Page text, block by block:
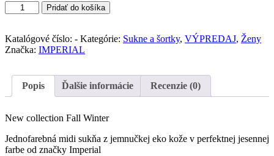
množstvo
Imperial
midi
eko
Pridať do košíka
Katalógové číslo: - Kategórie: Sukne a šortky, VÝPREDAJ, Ženy
Značka: IMPERIAL
Popis Ďalšie informácie Recenzie (0)
New collection Fall Winter
Jednofarebná midi sukňa z jemnučkej eko kože v perfektnej jesennej
farbe od značky Imperial